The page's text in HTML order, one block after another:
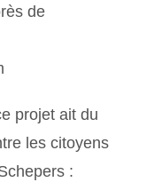
de
projet ait du
les citoyens
: